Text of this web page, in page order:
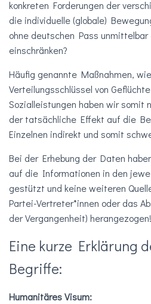
konkreten Forderungen der
die individuelle (globale)
ohne deutschen Pass
einschränken?
Häufig genannte Maßnahmen,
Verteilungsschlüssel von
Sozialleistungen haben wir somit
der tatsächliche Effekt auf die
Einzelnen indirekt und somit
Bei der Erhebung der Daten
auf die Informationen in den
gestützt und keine weiteren
Partei-Vertreter*innen oder das
der Vergangenheit) herangezogen!
Eine kurze Erklärung
Begriffe:
Humanitäres Visum: